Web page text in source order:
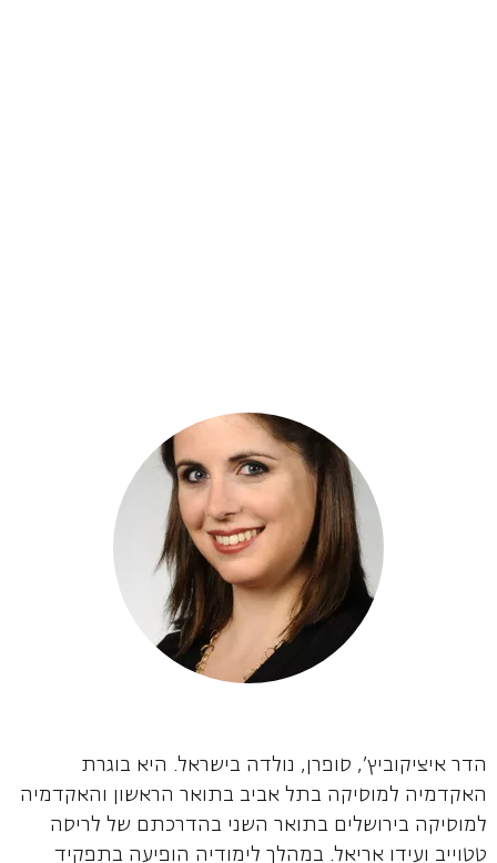
הדר איציקוביץ', סופרן, נולדה בישראל. היא בוגרת
האקדמיה למוסיקה בתל אביב בתואר הראשון והאקדמיה
למוסיקה בירושלים בתואר השני בהדרכתם של לריסה
טטוייב ועידו אריאל. במהלך לימודיה הופיעה בתפקיד